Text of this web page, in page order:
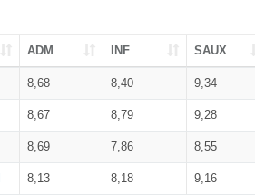
ADM INF SAUX
8,68 8,40 9,34
8,67 8,79 9,28
8,69 7,86 8,55
8,13 8,18 9,16